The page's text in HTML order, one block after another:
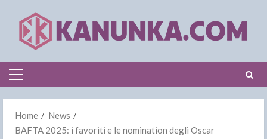
content
Primary
Home
News
BAFTA 2025: i favoriti e le nomination degli Oscar